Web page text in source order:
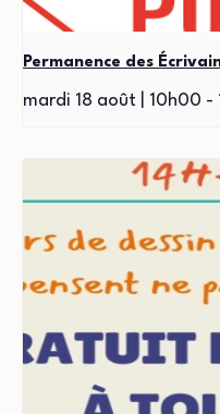
Permanence des
mardi 18 août | 10h00 -